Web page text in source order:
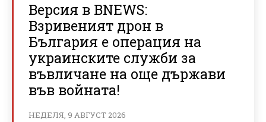
Версия в BNEWS:
Взривеният дрон в
България е операция на
украинските служби за
въвличане на още държави
във войната!
НЕДЕЛЯ, 9 АВГУСТ 2026